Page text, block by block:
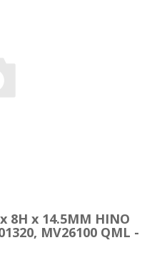
8H x 14.5MM HINO
MV26100 QML -